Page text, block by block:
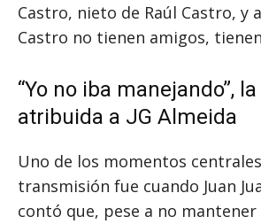
Castro, nieto de Raúl Castro, y
Castro no tienen amigos,
“Yo no iba manejando”,
atribuida a JG Almeida
Uno de los momentos
transmisión fue cuando Juan
contó que, pese a no